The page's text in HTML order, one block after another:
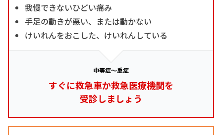
我慢できないひどい痛み
手足の動きが悪い、または動かない
けいれんをおこした、けいれんしている
中等症～重症
すぐに救急車か救急医療機関を
受診しましょう